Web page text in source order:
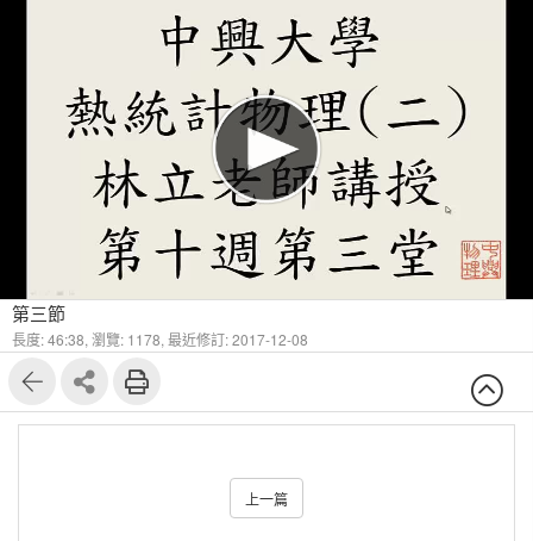
第三節
長度: 46:38, 瀏覽: 1178, 最近修訂: 2017-12-08
上一篇